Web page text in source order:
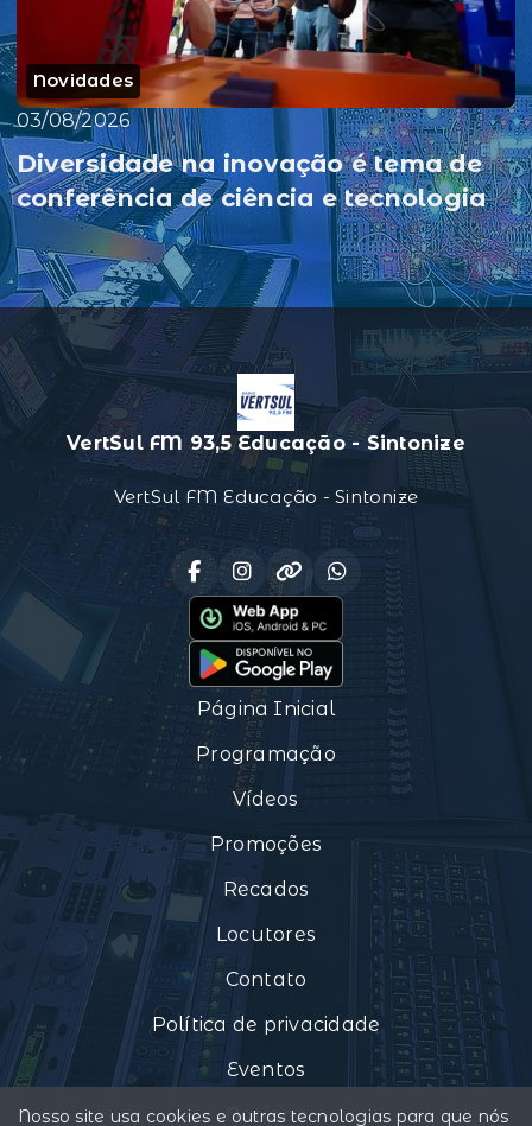
Novidades
03/08/2026
Diversidade na inovação é tema de
conferência de ciência e tecnologia
VertSul FM 93,5 Educação - Sintonize
VertSul FM Educação - Sintonize
Página Inicial
Programação
Vídeos
Promoções
Recados
Locutores
Contato
Política de privacidade
Eventos
Notícias
Nosso site usa cookies e outras tecnologias para que nós